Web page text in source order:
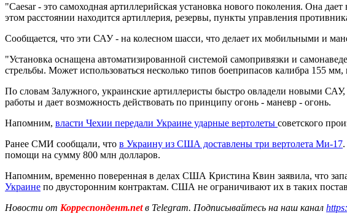
"Caesar - это самоходная артиллерийская установка нового поколения. Она
этом расстоянии находится артиллерия, резервы, пункты управления
Сообщается, что эти САУ - на колесном шасси, что делает их мобильными и
"Установка оснащена автоматизированной системой самопривязки и
стрельбы. Может использоваться несколько типов боеприпасов калибра 155
По словам Залужного, украинские артиллеристы быстро овладели новыми
работы и дает возможность действовать по принципу огонь - маневр - огонь.
Напомним, власти Чехии передали Украине ударные вертолеты советского
Ранее СМИ сообщали, что в Украину из США доставлены три вертолета Ми-17
помощи на сумму 800 млн долларов.
Напомним, временно поверенная в делах США Кристина Квин заявила, что
Украине по двусторонним контрактам. США не ограничивают их в таких
Новости от Корреспондент.netв Telegram. Подписывайтесь на наш канал